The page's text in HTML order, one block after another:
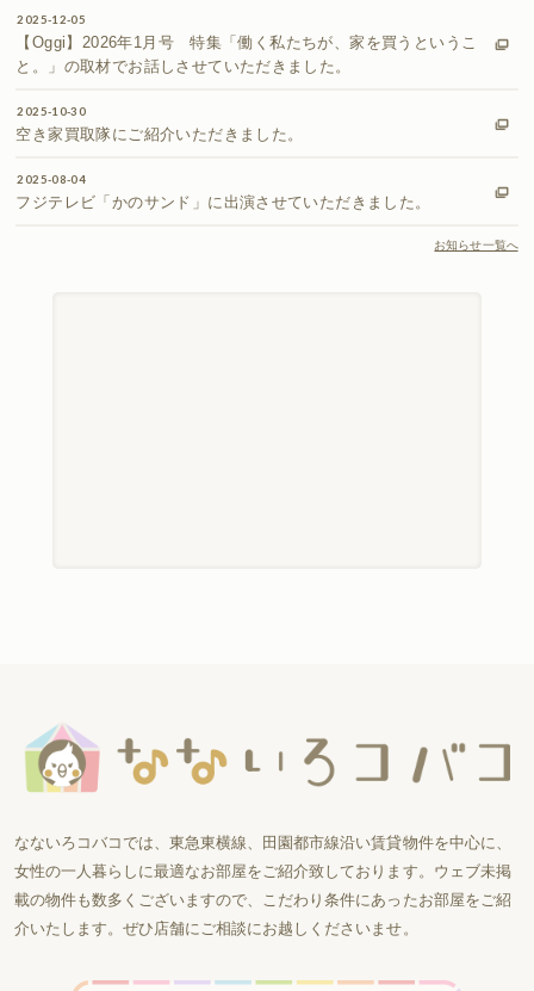
2025-12-05
【Oggi】2026年1月号 特集「働く私たちが、家を買うというこ
と。」の取材でお話しさせていただきました。
2025-10-30
空き家買取隊にご紹介いただきました。
2025-08-04
フジテレビ「かのサンド」に出演させていただきました。
お知らせ一覧へ
なないろコバコでは、東急東横線、田園都市線沿い賃貸物件を中心に、
女性の一人暮らしに最適なお部屋をご紹介致しております。ウェブ未掲
載の物件も数多くございますので、こだわり条件にあったお部屋をご紹
介いたします。ぜひ店舗にご相談にお越しくださいませ。